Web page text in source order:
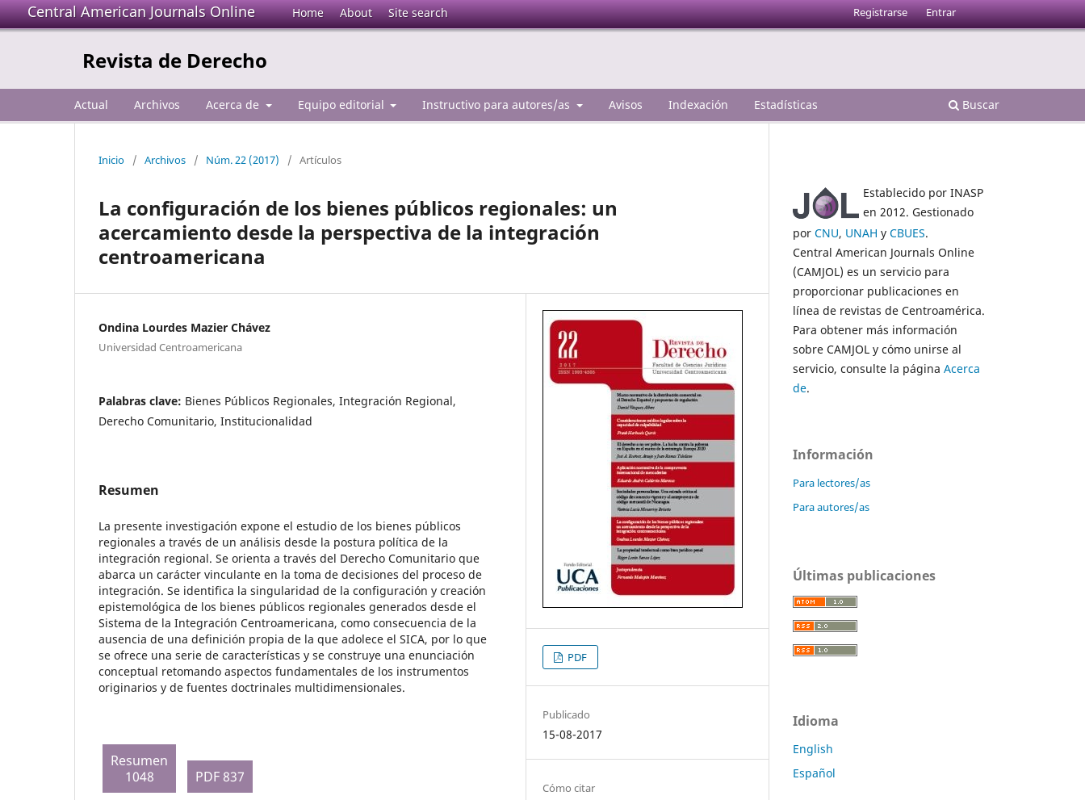
Central American Journals Online Home About Site search
Revista de Derecho
Actual Archivos Acerca de Equipo editorial Instructivo para autores/as Avisos Indexación Estadísticas Buscar
Registrarse Entrar
Inicio / Archivos / Núm. 22 (2017) / Artículos
La configuración de los bienes públicos regionales: un
acercamiento desde la perspectiva de la integración
centroamericana
Ondina Lourdes Mazier Chávez
Universidad Centroamericana
Palabras clave: Bienes Públicos Regionales, Integración Regional,
Derecho Comunitario, Institucionalidad
Resumen
La presente investigación expone el estudio de los bienes públicos
regionales a través de un análisis desde la postura política de la
integración regional. Se orienta a través del Derecho Comunitario que
abarca un carácter vinculante en la toma de decisiones del proceso de
integración. Se identifica la singularidad de la configuración y creación
epistemológica de los bienes públicos regionales generados desde el
Sistema de la Integración Centroamericana, como consecuencia de la
ausencia de una definición propia de la que adolece el SICA, por lo que
se ofrece una serie de características y se construye una enunciación
conceptual retomando aspectos fundamentales de los instrumentos
originarios y de fuentes doctrinales multidimensionales.
Resumen
1048
PDF 837
PDF
Publicado
15-08-2017
Cómo citar
Establecido por INASP
en 2012. Gestionado
por CNU, UNAH y CBUES.
Central American Journals Online
(CAMJOL) es un servicio para
proporcionar publicaciones en
línea de revistas de Centroamérica.
Para obtener más información
sobre CAMJOL y cómo unirse al
servicio, consulte la página Acerca
de.
Información
Para lectores/as
Para autores/as
Últimas publicaciones
Idioma
English
Español